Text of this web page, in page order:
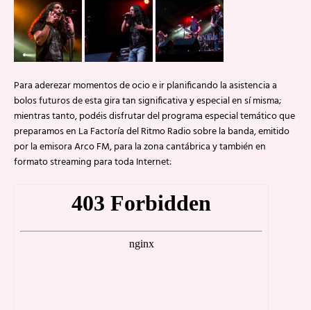
Para aderezar momentos de ocio e ir planificando la asistencia a
bolos futuros de esta gira tan significativa y especial en sí misma;
mientras tanto, podéis disfrutar del programa especial temático que
preparamos en La Factoría del Ritmo Radio sobre la banda, emitido
por la emisora Arco FM, para la zona cantábrica y también en
formato streaming para toda Internet: